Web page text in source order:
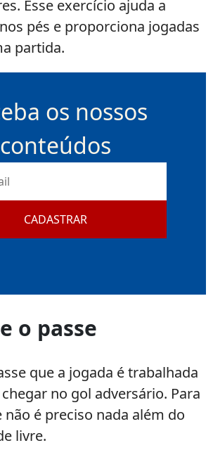
Esse exercício ajuda a
pés e proporciona jogadas
partida.
os nossos
conteúdos
CADASTRAR
o passe
que a jogada é trabalhada
no gol adversário. Para
é preciso nada além do
livre.